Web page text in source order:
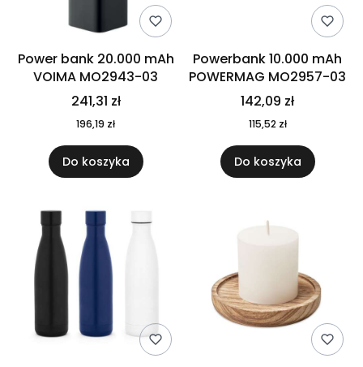
Power bank 20.000 mAh
VOIMA MO2943-03
241,31 zł
196,19 zł
Do koszyka
Powerbank 10.000 mAh
POWERMAG MO2957-03
142,09 zł
115,52 zł
Do koszyka